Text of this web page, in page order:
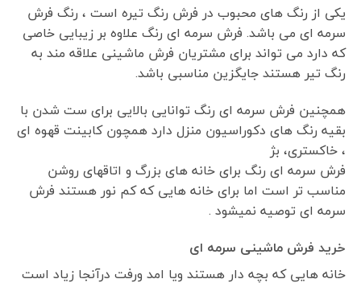
یکی از رنگ های محبوب در فرش رنگ تیره است ، رنگ فرش
سرمه ای می باشد. فرش سرمه ای رنگ علاوه بر زیبایی خاصی
که دارد می تواند برای مشتریان فرش ماشینی علاقه مند به
رنگ تیر هستند جایگزین مناسبی باشد.
همچنین فرش سرمه ای رنگ توانایی بالایی برای ست شدن با
بقیه رنگ های دکوراسیون منزل دارد همچون کابینت قهوه ای
، خاکستری، بژ
فرش سرمه ای رنگ برای خانه های بزرگ و اتاقهای روشن
مناسب تر است اما برای خانه هایی که کم نور هستند فرش
سرمه ای توصیه نمیشود .
خرید فرش ماشینی سرمه ای
خانه هایی که بچه دار هستند ویا امد ورفت درآنجا زیاد است